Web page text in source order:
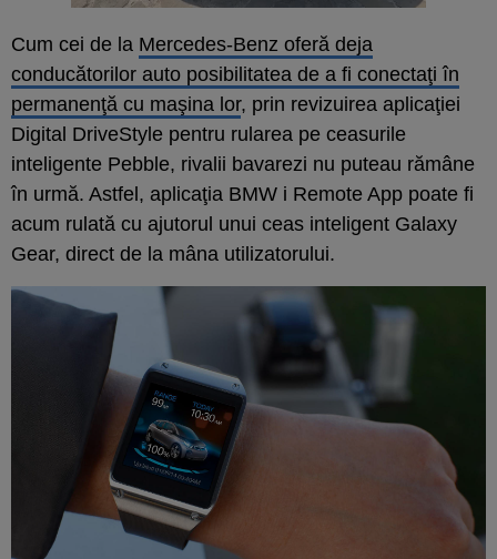
Cum cei de la Mercedes-Benz oferă deja
conducătorilor auto posibilitatea de a fi conectaţi în
permanenţă cu maşina lor, prin revizuirea aplicaţiei
Digital DriveStyle pentru rularea pe ceasurile
inteligente Pebble, rivalii bavarezi nu puteau rămâne
în urmă. Astfel, aplicaţia BMW i Remote App poate fi
acum rulată cu ajutorul unui ceas inteligent Galaxy
Gear, direct de la mâna utilizatorului.